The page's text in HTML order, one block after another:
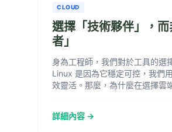
CLOUD
選擇「技術夥伴」，
者」
身為工程師，我們對於工具的選
Linux 是因為它穩定可控，我們
效靈活。那麼，為什麼在選擇雲
詳細內容 →